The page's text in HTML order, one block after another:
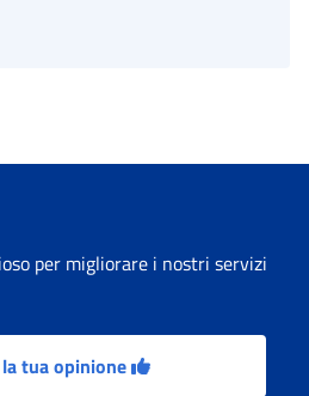
per migliorare i nostri servizi
tua opinione